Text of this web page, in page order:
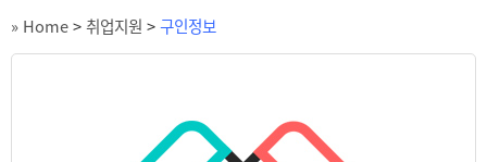
» Home>취업지원 >구인정보